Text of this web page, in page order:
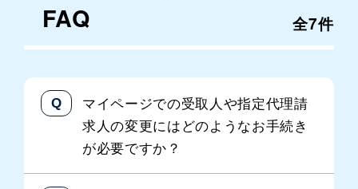
FAQ
全7件
マイページでの受取人や指定代理請
求人の変更にはどのようなお手続き
が必要ですか？